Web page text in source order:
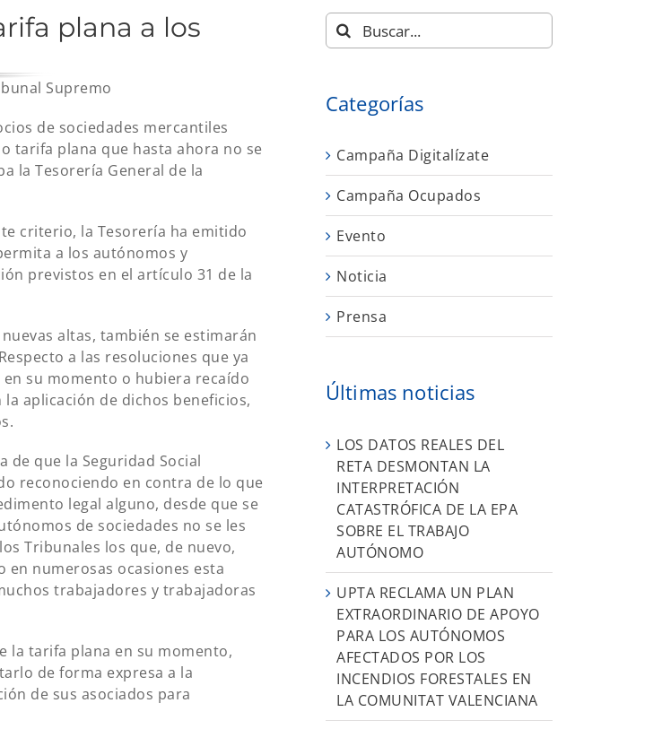
plana a los
Supremo
de sociedades mercantiles
tarifa plana que hasta ahora no se
la Tesorería General de la
criterio, la Tesorería ha emitido
a los autónomos y
previstos en el artículo 31 de la
altas, también se estimarán
a las resoluciones que ya
su momento o hubiera recaído
aplicación de dichos beneficios,
de que la Seguridad Social
reconociendo en contra de lo que
legal alguno, desde que se
de sociedades no se les
Tribunales los que, de nuevo,
en numerosas ocasiones esta
trabajadores y trabajadoras
la tarifa plana en su momento,
de forma expresa a la
de sus asociados para
Buscar:
Categorías
Campaña Digitalízate
Campaña Ocupados
Evento
Noticia
Prensa
Últimas noticias
LOS DATOS REALES DEL
RETA DESMONTAN LA
INTERPRETACIÓN
CATASTRÓFICA DE LA EPA
SOBRE EL TRABAJO
AUTÓNOMO
UPTA RECLAMA UN PLAN
EXTRAORDINARIO DE APOYO
PARA LOS AUTÓNOMOS
AFECTADOS POR LOS
INCENDIOS FORESTALES EN
LA COMUNITAT VALENCIANA